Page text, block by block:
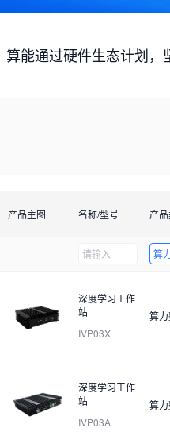
算能通过硬件生态计划，
产品主图 名称/型号 产
技有限公司 算
深度学习工作
站
IVP03X
算
深度学习工作
站
IVP03A
算